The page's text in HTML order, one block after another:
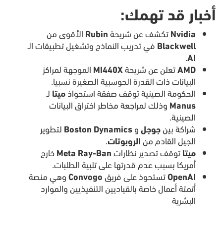
أخبار قد تهمك:
Nvidiaتكشف عن شريحةRubin الأقوى من
Blackwell في تدريب النماذج وتشغيل تطبيقات الـ
AI
.
AMDتعلن عن شريحةMI440X الموجهة لمراكز
البيانات ذات القدرة الحوسبية الصغيرة نسبيا.
الحكومة الصينية توقف صفقة استحواذميتا لـ
Manus وذلك لمراجعة مخاطر اختراق البيانات
الصينية.
شراكة بينجوجلوBoston Dynamics لتطوير
الجيل القادم من الروبوتات.
ميتاتوقف تصدير نظاراتMeta Ray-Banخارج
أمريكا بسبب عدم قدرتها على تلبية الطلبات.
OpenAIتستحوذ على فريق Convogoوهي منصة
أتمتة أعمال خاصة بالقياديين التنفيذيين والموارد
البشرية